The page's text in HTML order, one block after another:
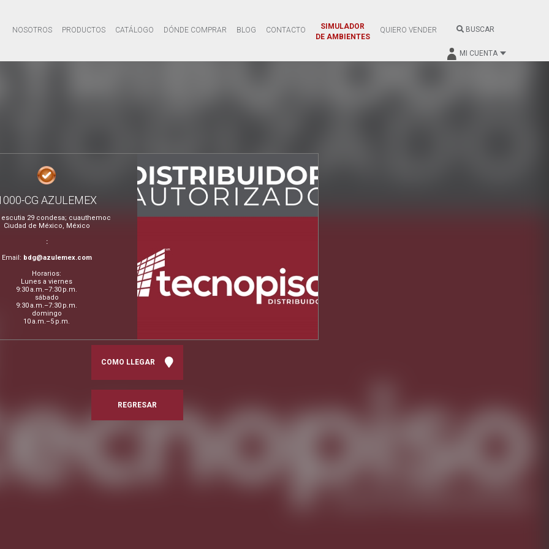
NOSOTROS PRODUCTOS CATÁLOGO DÓNDE COMPRAR BLOG CONTACTO
SIMULADOR
DE AMBIENTES
QUIERO VENDER BUSCAR
MI CUENTA
CG AZULEMEX
29 condesa; cuauthemoc
Ciudad de México, México
:
Email: bdg@azulemex.com
Horarios:
Lunes a viernes
9:30 a.m.–7:30 p.m.
sábado
9:30 a.m.–7:30 p.m.
domingo
10 a.m.–5 p.m.
COMO LLEGAR
REGRESAR